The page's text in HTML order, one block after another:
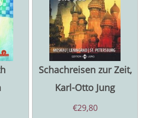
Schachreisen zur Zeit,
Karl-Otto Jung
€29,80